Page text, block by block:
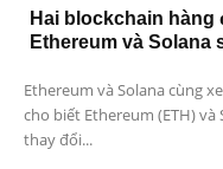
Hai blockchain hàng
Ethereum và Solana
Ethereum và Solana cùng
cho biết Ethereum (ETH)
thay đổi...